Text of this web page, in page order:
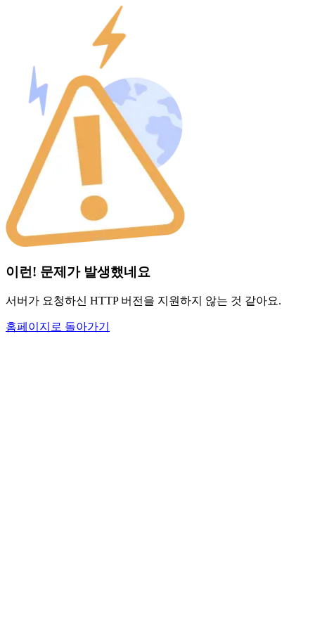
이런! 문제가 발생했네요
서버가 요청하신 HTTP 버전을 지원하지 않는 것 같아요.
홈페이지로 돌아가기